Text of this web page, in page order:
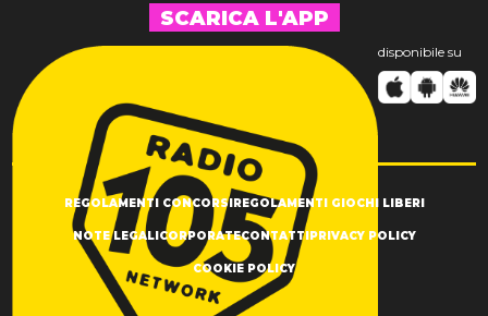
SCARICA L'APP
disponibile su
REGOLAMENTI CONCORSI REGOLAMENTI GIOCHI LIBERI
NOTE LEGALI CORPORATECONTATTI PRIVACY POLICY
COOKIE POLICY